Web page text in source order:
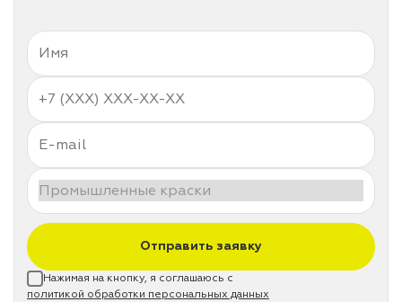
Отправить заявку
Нажимая на кнопку, я соглашаюсь с
политикой обработки персональных данных